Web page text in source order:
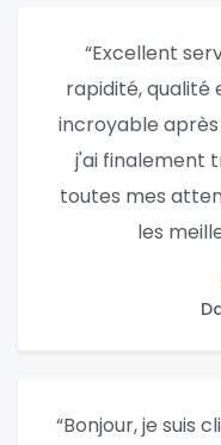
“Excellent
rapidité, qualité
incroyable
j'ai finalement
toutes mes
les
“Bonjour, je suis